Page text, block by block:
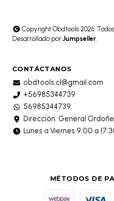
Copyright Obdtools 2026.
Desarrollado por Jumpseller.
CONTÁCTANOS
obdtools.cl@gmail.com
+56985344739
56985344739
Dirección: General
Lunes a Viernes 9:00 a
MÉTODOS DE